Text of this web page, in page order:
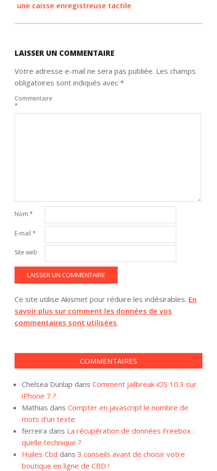
une caisse enregistreuse tactile
LAISSER UN COMMENTAIRE
Votre adresse e-mail ne sera pas publiée. Les champs
obligatoires sont indiqués avec *
Commentaire
*
Nom *
E-mail *
Site web
Ce site utilise Akismet pour réduire les indésirables. En
savoir plus sur comment les données de vos
commentaires sont utilisées.
COMMENTAIRES
Chelsea Dunlap dans Comment jailbreak iOS 10.3 sur
iPhone 7 ?
Mathias dans Compter en javascript le nombre de
mots d’un texte
ferreira dans La récupération de données Freebox :
quelle technique ?
Huiles Cbd dans 3 conseils avant de choisir votre
boutique en ligne de CBD !